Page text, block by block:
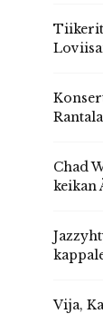
Tiikerit
Chad
keikan
Vija,